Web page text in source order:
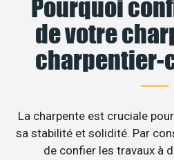
Pourquoi
de votre
charpentier-
La charpente est cruciale
sa stabilité et solidité. Par
de confier les travaux à